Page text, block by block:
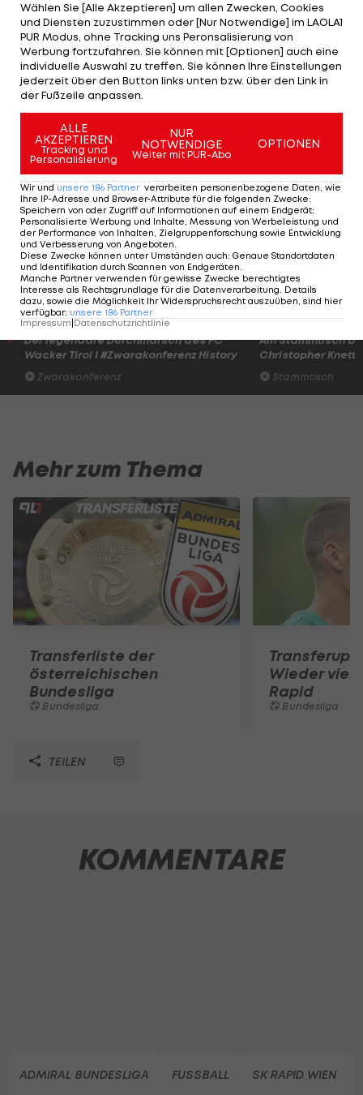
Christoph Peschek hatte im Februar noch
Gespräche bestätigt und im Falle des Ausstiegs
von "Cashback World" gute Verhandlungen mit
einem Ersatz-Sponsor angekündigt - allerdings
brach dann die Corona-Krise aus.
Überraschend kommt dies für einen
Verantwortungsträger Rapids nicht, da derzeit
jedes Unternehmen froh sein würde, wenn man in
Zeiten wie diesen einen Sponsoring-Vertrag
beenden könnte. Bisher "bezahlte" der
Hauptsponsor den prominentesten Werbeplatz
auf der Brust des Kapitäns - das war Stefan
Schwab, dessen Vertrag am Montag endete.
Der legendäre Durchmarsch des FC
Wacker Tirol I #Zwarakonferenz History
Zwarakonferenz
Am Stammtisch
Christopher Knett
Stammtisch
Mehr zum Thema
Transferliste der
österreichischen
Bundesliga
Bundesliga
Wieder viel
Rapid
Bundesliga
TEILEN
KOMMENTARE
ADMIRAL BUNDESLIGA FUSSBALL SK RAPID WIEN
Wählen Sie [Alle Akzeptieren] um allen Zwecken, Cookies
und Diensten zuzustimmen oder [Nur Notwendige] im LAOLA1
PUR Modus, ohne Tracking uns Peronsalisierung von
Werbung fortzufahren. Sie können mit [Optionen] auch eine
individuelle Auswahl zu treffen. Sie können Ihre Einstellungen
jederzeit über den Button links unten bzw. über den Link in
der Fußzeile anpassen.
ALLE
AKZEPTIEREN
Tracking und
Personalisierung
NUR
NOTWENDIGE
Weiter mit PUR-Abo
OPTIONEN
Wir und unsere 186 Partner verarbeiten personenbezogene Daten, wie
Ihre IP-Adresse und Browser-Attribute für die folgenden Zwecke:
Speichern von oder Zugriff auf Informationen auf einem Endgerät;
Personalisierte Werbung und Inhalte, Messung von Werbeleistung und
der Performance von Inhalten, Zielgruppenforschung sowie Entwicklung
und Verbesserung von Angeboten.
Diese Zwecke können unter Umständen auch: Genaue Standortdaten
und Identifikation durch Scannen von Endgeräten.
Manche Partner verwenden für gewisse Zwecke berechtigtes
Interesse als Rechtsgrundlage für die Datenverarbeitung. Details
dazu, sowie die Möglichkeit Ihr Widerspruchsrecht auszuüben, sind hier
verfügbar: unsere 186 Partner
Impressum Datenschutzrichtlinie